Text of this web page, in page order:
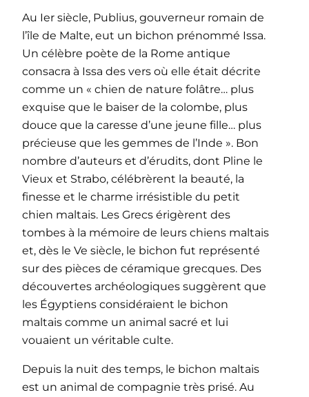
Au Ier siècle, Publius, gouverneur romain de
l’île de Malte, eut un bichon prénommé Issa.
Un célèbre poète de la Rome antique
consacra à Issa des vers où elle était décrite
comme un « chien de nature folâtre… plus
exquise que le baiser de la colombe, plus
douce que la caresse d’une jeune fille… plus
précieuse que les gemmes de l’Inde ». Bon
nombre d’auteurs et d’érudits, dont Pline le
Vieux et Strabo, célébrèrent la beauté, la
finesse et le charme irrésistible du petit
chien maltais. Les Grecs érigèrent des
tombes à la mémoire de leurs chiens maltais
et, dès le Ve siècle, le bichon fut représenté
sur des pièces de céramique grecques. Des
découvertes archéologiques suggèrent que
les Égyptiens considéraient le bichon
maltais comme un animal sacré et lui
vouaient un véritable culte.
Depuis la nuit des temps, le bichon maltais
est un animal de compagnie très prisé. Au